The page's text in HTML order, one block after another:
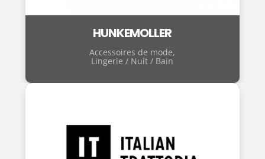
HUNKEMOLLER
Accessoires de mode,
Lingerie / Nuit / Bain